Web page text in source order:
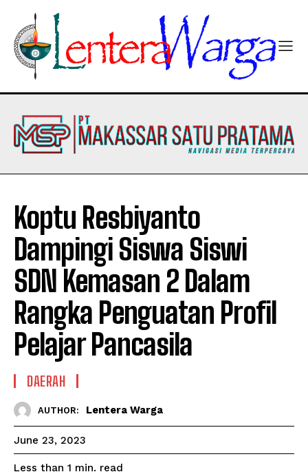
Koptu Resbiyanto
Dampingi Siswa Siswi
SDN Kemasan 2 Dalam
Rangka Penguatan Profil
Pelajar Pancasila
DAERAH
AUTHOR: Lentera Warga
June 23, 2023
Less than 1 min. read